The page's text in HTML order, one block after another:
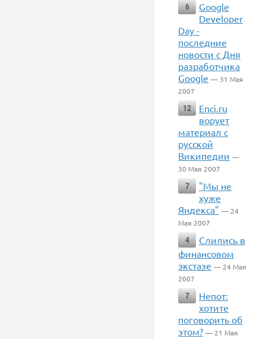
6
Google
Developer
Day -
последние
новости с Дня
разработчика
Google — 31 Мая
2007
12
Enci.ru
ворует
материал с
русской
Википедии —
30 Мая 2007
7
"Мы не
хуже
Яндекса" — 24
Мая 2007
4
Слились в
финансовом
экстазе — 24 Мая
2007
7
Непот:
хотите
поговорить об
этом? — 21 Мая